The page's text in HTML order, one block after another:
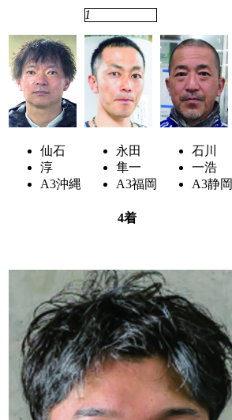
仙石
淳
A3沖縄
1
永田
隼一
A3福岡
石川
一浩
A3静岡
4着